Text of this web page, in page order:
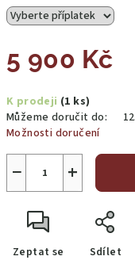
5 900 Kč
cena:
K prodeji (1 ks)
Můžeme doručit do:
Možnosti doručení
+
−
Zeptat se Sdílet